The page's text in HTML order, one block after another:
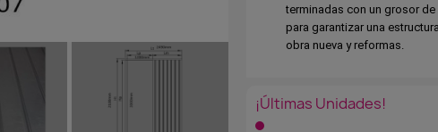
terminadas con un grosor de
para garantizar una
obra nueva y reformas.
¡Últimas Unidades!